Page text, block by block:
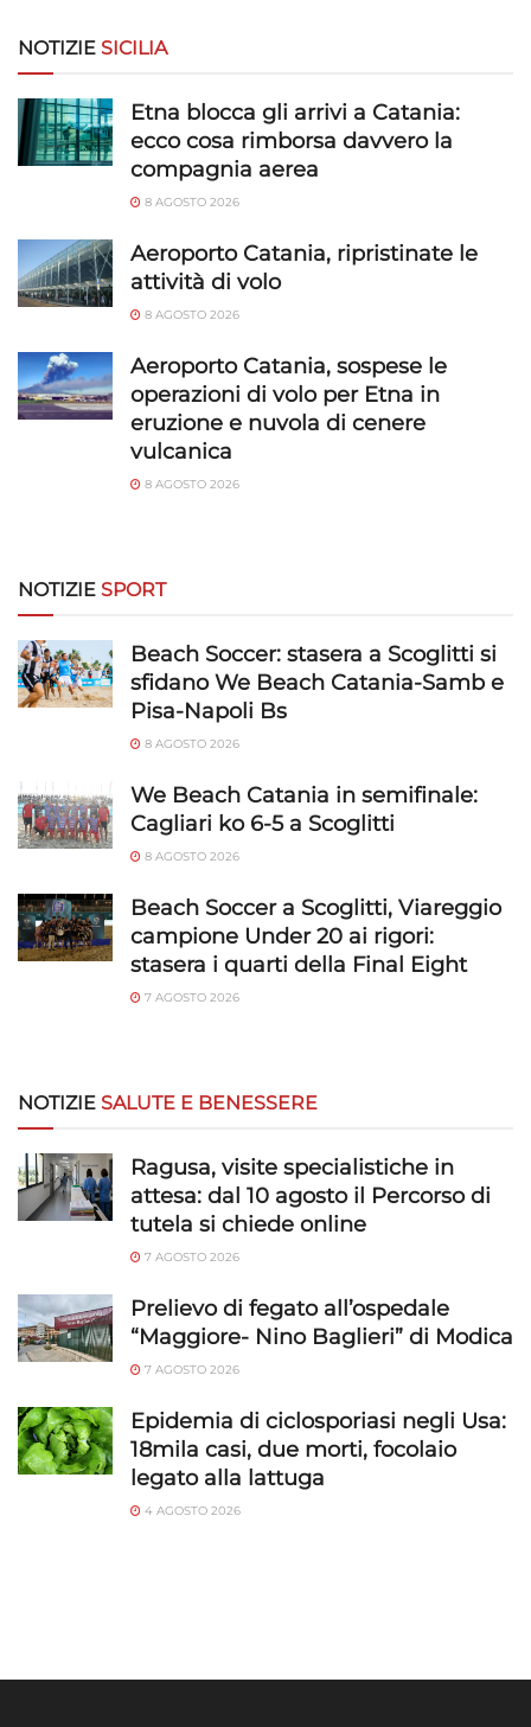
richieste attivamente.
Garantire la sicurezza, prevenire e
rilevare frodi, correggere errori, Erogare
e presentare pubblicità e contenuto,
Salvare e comunicare le scelte sulla
Sempre attivo
NOTIZIE SICILIA
Etna blocca gli arrivi a Catania:
ecco cosa rimborsa davvero la
compagnia aerea
8 AGOSTO 2026
Aeroporto Catania, ripristinate le
attività di volo
8 AGOSTO 2026
Aeroporto Catania, sospese le
operazioni di volo per Etna in
eruzione e nuvola di cenere
vulcanica
8 AGOSTO 2026
NOTIZIE SPORT
Beach Soccer: stasera a Scoglitti si
sfidano We Beach Catania-Samb e
Pisa-Napoli Bs
8 AGOSTO 2026
We Beach Catania in semifinale:
Cagliari ko 6-5 a Scoglitti
8 AGOSTO 2026
Beach Soccer a Scoglitti, Viareggio
campione Under 20 ai rigori:
stasera i quarti della Final Eight
7 AGOSTO 2026
NOTIZIE SALUTE E BENESSERE
Ragusa, visite specialistiche in
attesa: dal 10 agosto il Percorso di
tutela si chiede online
7 AGOSTO 2026
Prelievo di fegato all’ospedale
“Maggiore- Nino Baglieri” di Modica
7 AGOSTO 2026
Epidemia di ciclosporiasi negli Usa:
18mila casi, due morti, focolaio
legato alla lattuga
4 AGOSTO 2026